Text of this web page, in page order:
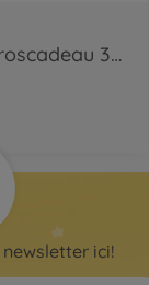
Bisounours - Groscadeau 35cm BOX
ici!